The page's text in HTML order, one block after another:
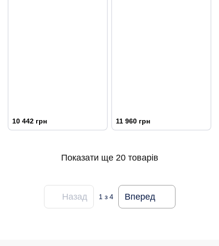
10 442 грн 11 960 грн
Показати ще 20 товарів
Назад 1 з 4 Вперед